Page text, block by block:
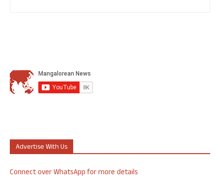
Advertise With Us
Connect over WhatsApp for more details